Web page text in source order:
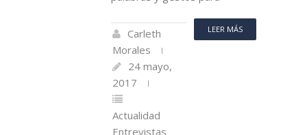
LEER MÁS
Carleth
Morales
24 mayo,
2017
Actualidad
Entrevistas